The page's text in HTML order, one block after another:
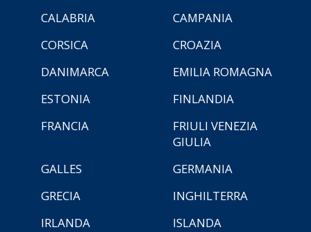
CALABRIA
CAMPANIA
CORSICA
CROAZIA
DANIMARCA
EMILIA ROMAGNA
ESTONIA
FINLANDIA
FRANCIA
FRIULI VENEZIA
GIULIA
GALLES
GERMANIA
GRECIA
INGHILTERRA
IRLANDA
ISLANDA